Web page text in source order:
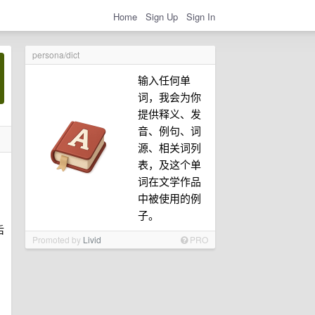
Home Sign Up Sign In
persona/dict
输入任何单
词，我会为你
提供释义、发
音、例句、词
源、相关词列
表，及这个单
词在文学作品
中被使用的例
子。
Promoted by Livid PRO